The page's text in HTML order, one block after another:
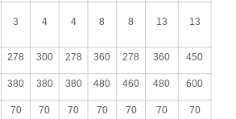
3 4 4 8 8 13 13
278 300 278 360 278 360 450
380 380 380 480 460 480 600
70 70 70 70 70 70 70